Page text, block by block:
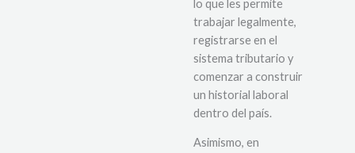
lo que les permite
trabajar legalmente,
registrarse en el
sistema tributario y
comenzar a construir
un historial laboral
dentro del país.
Asimismo, en